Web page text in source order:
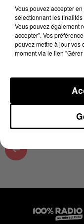
6 juillet 2023 - 1
ON SE FAIT DU
06/07/2023
à 12h28
Vous pouvez accepter
sélectionnant les
Vous pouvez également
accepter". Vos
pouvez mettre à jour vos
moment via le lien